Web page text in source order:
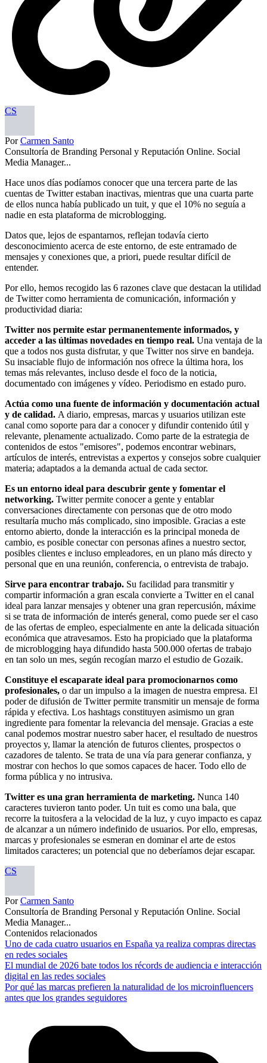
CS
PorCarmen Santo
Consultoría de Branding Personal y Reputación Online. Social
Media Manager...
Hace unos días podíamos conocer que una tercera parte de las
cuentas de Twitter estaban inactivas, mientras que una cuarta parte
de ellos nunca había publicado un tuit, y que el 10% no seguía a
nadie en esta plataforma de microblogging.
Datos que, lejos de espantarnos, reflejan todavía cierto
desconocimiento acerca de este entorno, de este entramado de
mensajes y conexiones que, a priori, puede resultar difícil de
entender.
Por ello, hemos recogido las 6 razones clave que destacan la utilidad
de Twitter como herramienta de comunicación, información y
productividad diaria:
Twitter nos permite estar permanentemente informados, y
acceder a las últimas novedades en tiempo real. Una ventaja de la
que a todos nos gusta disfrutar, y que Twitter nos sirve en bandeja.
Su insaciable flujo de información nos ofrece la última hora, los
temas más relevantes, incluso desde el foco de la noticia,
documentado con imágenes y vídeo. Periodismo en estado puro.
Actúa como una fuente de información y documentación actual
y de calidad. A diario, empresas, marcas y usuarios utilizan este
canal como soporte para dar a conocer y difundir contenido útil y
relevante, plenamente actualizado. Como parte de la estrategia de
contenidos de estos "emisores", podemos encontrar webinars,
artículos de interés, entrevistas a expertos y consejos sobre cualquier
materia; adaptados a la demanda actual de cada sector.
Es un entorno ideal para descubrir gente y fomentar el
networking. Twitter permite conocer a gente y entablar
conversaciones directamente con personas que de otro modo
resultaría mucho más complicado, sino imposible. Gracias a este
entorno abierto, donde la interacción es la principal moneda de
cambio, es posible conectar con personas afines a nuestro sector,
posibles clientes e incluso empleadores, en un plano más directo y
personal que en una reunión, conferencia, o entrevista de trabajo.
Sirve para encontrar trabajo. Su facilidad para transmitir y
compartir información a gran escala convierte a Twitter en el canal
ideal para lanzar mensajes y obtener una gran repercusión, máxime
si se trata de información de interés general, como puede ser el caso
de las ofertas de empleo, especialmente en ante la delicada situación
económica que atravesamos. Esto ha propiciado que la plataforma
de microblogging haya difundido hasta 500.000 ofertas de trabajo
en tan solo un mes, según recogían marzo el estudio de Gozaik.
Constituye el escaparate ideal para promocionarnos como
profesionales, o dar un impulso a la imagen de nuestra empresa. El
poder de difusión de Twitter permite transmitir un mensaje de forma
rápida y efectiva. Los hashtags constituyen asimismo un gran
ingrediente para fomentar la relevancia del mensaje. Gracias a este
canal podemos mostrar nuestro saber hacer, el resultado de nuestros
proyectos y, llamar la atención de futuros clientes, prospectos o
cazadores de talento. Se trata de una vía para generar confianza, y
mostrar con hechos lo que somos capaces de hacer. Todo ello de
forma pública y no intrusiva.
Twitter es una gran herramienta de marketing. Nunca 140
caracteres tuvieron tanto poder. Un tuit es como una bala, que
recorre la tuitosfera a la velocidad de la luz, y cuyo impacto es capaz
de alcanzar a un número indefinido de usuarios. Por ello, empresas,
marcas y profesionales se esmeran en dominar el arte de estos
limitados caracteres; un potencial que no deberíamos dejar escapar.
CS
PorCarmen Santo
Consultoría de Branding Personal y Reputación Online. Social
Media Manager...
Contenidos relacionados
Uno de cada cuatro usuarios en España ya realiza compras directas
en redes sociales
El mundial de 2026 bate todos los récords de audiencia e interacción
digital en las redes sociales
Por qué las marcas prefieren la naturalidad de los microinfluencers
antes que los grandes seguidores